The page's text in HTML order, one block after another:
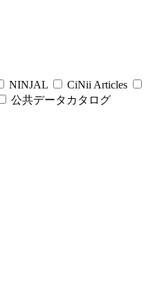
NINJAL CiNii Articles
公共データカタログ